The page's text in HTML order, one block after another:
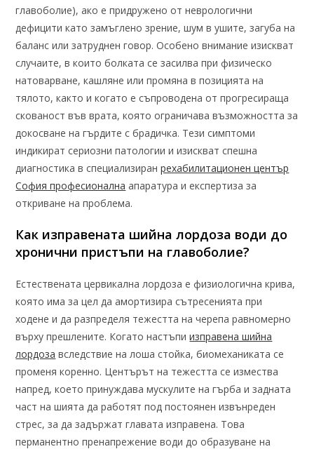
главоболие), ако е придружено от неврологични
дефицити като замъглено зрение, шум в ушите, загуба на
баланс или затруднен говор. Особено внимание изискват
случаите, в които болката се засилва при физическо
натоварване, кашляне или промяна в позицията на
тялото, както и когато е съпроводена от прогресираща
скованост във врата, която ограничава възможността за
докосване на гърдите с брадичка. Тези симптоми
индикират сериозни патологии и изискват спешна
диагностика в специализиранрехабилитационен център
София професионална апаратура и експертиза за
откриване на проблема.
Как изправената шийна лордоза води до
хронични пристъпи на главоболие?
Естествената цервикална лордоза е физиологична крива,
която има за цел да амортизира сътресенията при
ходене и да разпределя тежестта на черепа равномерно
върху прешлените. Когато настъпиизправена шийна
лордоза вследствие на лоша стойка, биомеханиката се
променя коренно. Центърът на тежестта се измества
напред, което принуждава мускулите на гърба и задната
част на шията да работят под постоянен извънреден
стрес, за да задържат главата изправена. Това
перманентно пренапрежение води до образуване на